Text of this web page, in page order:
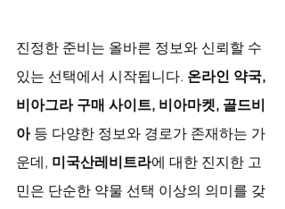
진정한 준비는 올바른 정보와 신뢰할 수
있는 선택에서 시작됩니다. 온라인 약국,
비아그라 구매 사이트, 비아마켓, 골드비
아 등 다양한 정보와 경로가 존재하는 가
운데, 미국산레비트라에 대한 진지한 고
민은 단순한 약물 선택 이상의 의미를 갖